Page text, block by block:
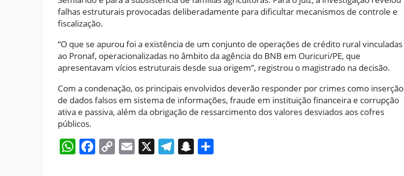
falhas estruturais provocadas deliberadamente para dificultar mecanismos de controle e
fiscalização.
“O que se apurou foi a existência de um conjunto de operações de crédito rural vinculadas
ao Pronaf, operacionalizadas no âmbito da agência do BNB em Ouricuri/PE, que
apresentavam vícios estruturais desde sua origem”, registrou o magistrado na decisão.
Com a condenação, os principais envolvidos deverão responder por crimes como inserção
de dados falsos em sistema de informações, fraude em instituição financeira e corrupção
ativa e passiva, além da obrigação de ressarcimento dos valores desviados aos cofres
públicos.
WhatsApp
Facebook
CopyEmail
X Telegram
Snapchat